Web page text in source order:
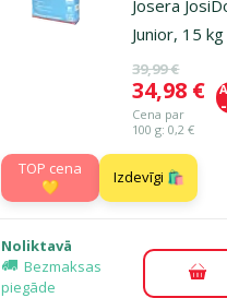
Josera
Junior, 15 kg
Oriģinālā
39,99 €
Cena
34,98 €
Cena par
100 g: 0,2 €
TOP cena
💛
Izdevīgi 🛍️
Noliktavā
Bezmaksas
piegāde